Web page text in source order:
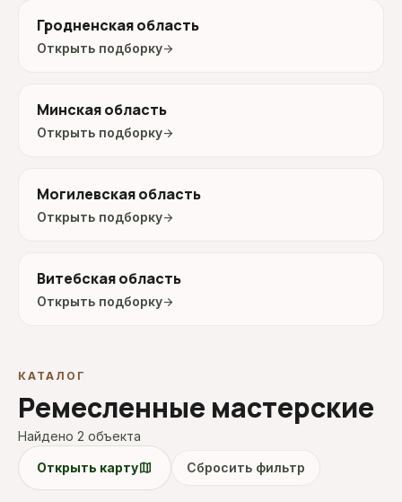
Гродненская область
Открыть подборкуarrow_forward
Минская область
Открыть подборкуarrow_forward
Могилевская область
Открыть подборкуarrow_forward
Витебская область
Открыть подборкуarrow_forward
КАТАЛОГ
Ремесленные мастерские
Найдено 2 объекта
Открыть картуmap Сбросить фильтр